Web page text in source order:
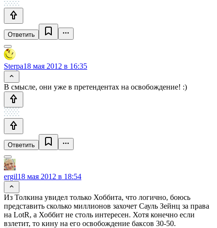
Ответить
Sterpa18 мая 2012 в 16:35
В смысле, они уже в претендентах на освобождение! :)
Ответить
ergil18 мая 2012 в 18:54
Из Толкина увидел только Хоббита, что логично, боюсь
представить сколько миллионов захочет Сауль Зейнц за права
на LotR, а Хоббит не столь интересен. Хотя конечно если
взлетит, то кину на его освобождение баксов 30-50.